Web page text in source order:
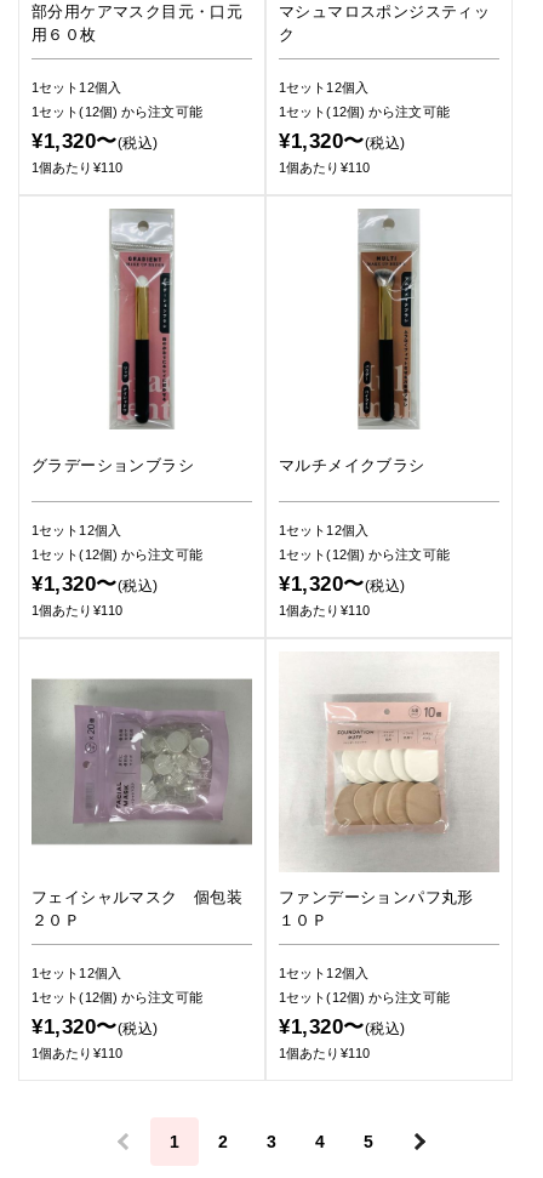
部分用ケアマスク目元・口元
用６０枚
1セット12個入
1セット(12個)から注文可能
¥1,320〜(税込)
1個あたり¥110
マシュマロスポンジスティッ
ク
1セット12個入
1セット(12個)から注文可能
¥1,320〜(税込)
1個あたり¥110
グラデーションブラシ
1セット12個入
1セット(12個)から注文可能
¥1,320〜(税込)
1個あたり¥110
マルチメイクブラシ
1セット12個入
1セット(12個)から注文可能
¥1,320〜(税込)
1個あたり¥110
フェイシャルマスク 個包装
２０Ｐ
1セット12個入
1セット(12個)から注文可能
¥1,320〜(税込)
1個あたり¥110
ファンデーションパフ丸形
１０Ｐ
1セット12個入
1セット(12個)から注文可能
¥1,320〜(税込)
1個あたり¥110
＜ 1 2 3 4 5 ＞